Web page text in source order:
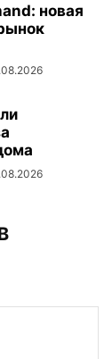
новая